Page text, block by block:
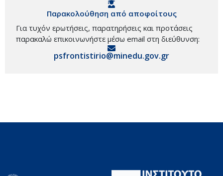
Παρακολούθηση από αποφοίτους
Για τυχόν ερωτήσεις, παρατηρήσεις και προτάσεις
παρακαλώ επικοινωνήστε μέσω email στη διεύθυνση:
psfrontistirio@minedu.gov.gr